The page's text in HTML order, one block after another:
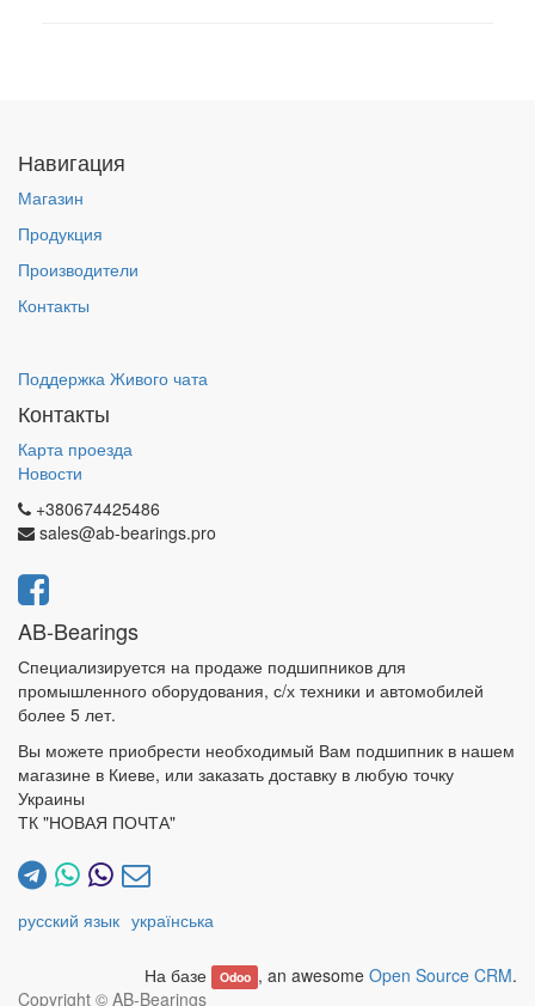
Навигация
Магазин
Продукция
Производители
Контакты
Поддержка Живого чата
Контакты
Карта проезда
Новости
+380674425486
sales@ab-bearings.pro
AB-Bearings
Специализируется на продаже подшипников для
промышленного оборудования, с/х техники и автомобилей
более 5 лет.
Вы можете приобрести необходимый Вам подшипник в нашем
магазине в Киеве, или заказать доставку в любую точку
Украины
ТК "НОВАЯ ПОЧТА"
русский язык українська
На базе Odoo , an awesome Open Source CRM.
Copyright © AB-Bearings